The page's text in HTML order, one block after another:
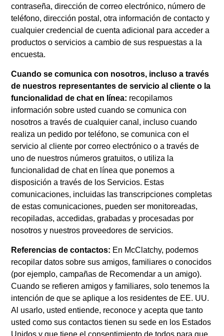
contraseña, dirección de correo electrónico, número de
teléfono, dirección postal, otra información de contacto y
cualquier credencial de cuenta adicional para acceder a
productos o servicios a cambio de sus respuestas a la
encuesta.
Cuando se comunica con nosotros, incluso a través
de nuestros representantes de servicio al cliente o la
funcionalidad de chat en línea: recopilamos
información sobre usted cuando se comunica con
nosotros a través de cualquier canal, incluso cuando
realiza un pedido por teléfono, se comunica con el
servicio al cliente por correo electrónico o a través de
uno de nuestros números gratuitos, o utiliza la
funcionalidad de chat en línea que ponemos a
disposición a través de los Servicios. Estas
comunicaciones, incluidas las transcripciones completas
de estas comunicaciones, pueden ser monitoreadas,
recopiladas, accedidas, grabadas y procesadas por
nosotros y nuestros proveedores de servicios.
Referencias de contactos: En McClatchy, podemos
recopilar datos sobre sus amigos, familiares o conocidos
(por ejemplo, campañas de Recomendar a un amigo).
Cuando se refieren amigos y familiares, solo tenemos la
intención de que se aplique a los residentes de EE. UU.
Al usarlo, usted entiende, reconoce y acepta que tanto
usted como sus contactos tienen su sede en los Estados
Unidos y que tiene el consentimiento de todos para que